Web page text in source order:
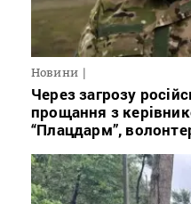
Новини
Через загрозу
прощання з
“Плацдарм”,